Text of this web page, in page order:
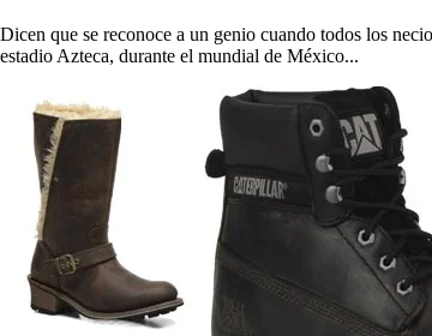
Dicen que se reconoce a un genio cuando todos los
estadio Azteca, durante el mundial de México...